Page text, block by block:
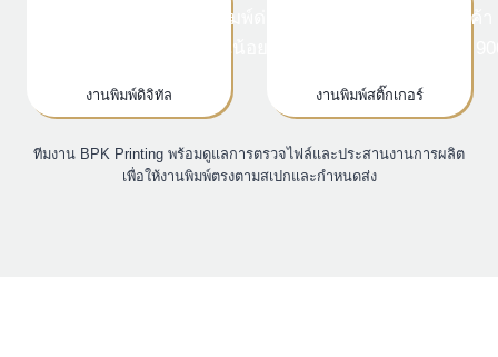
งานพิมพ์ดิจิทัล งานพิมพ์สติ๊กเกอร์
ทีมงาน BPK Printing พร้อมดูแลการตรวจไฟล์และประสานงานการผลิต
เพื่อให้งานพิมพ์ตรงตามสเปกและกำหนดส่ง